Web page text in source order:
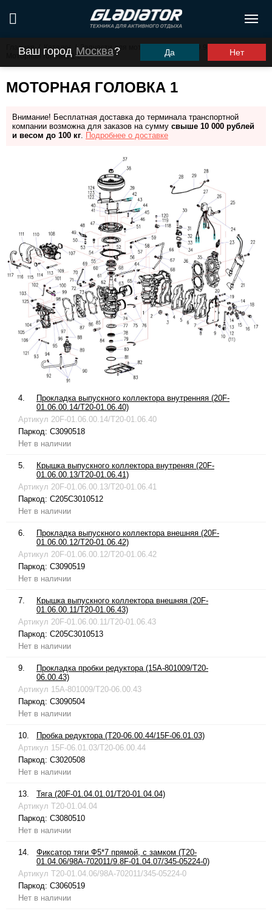
Ваш город Москва? Да Нет
Главная / Каталог Запчасти для моторов ПЛМ
/
Моторная головка 1
МОТОРНАЯ ГОЛОВКА 1
Внимание! Бесплатная доставка до терминала транспортной
компании возможна для заказов на сумму свыше 10 000 рублей
и весом до 100 кг. Подробнее о доставке
4.
Прокладка выпускного коллектора внутренняя (20F-
01.06.00.14/T20-01.06.40)
Артикул 20F-01.06.00.14/T20-01.06.40
Паркод: C3090518
Нет в наличии
5.
Крышка выпускного коллектора внутреняя (20F-
01.06.00.13/T20-01.06.41)
Артикул 20F-01.06.00.13/T20-01.06.41
Паркод: C205C3010512
Нет в наличии
6.
Прокладка выпускного коллектора внешняя (20F-
01.06.00.12/T20-01.06.42)
Артикул 20F-01.06.00.12/T20-01.06.42
Паркод: C3090519
Нет в наличии
7.
Крышка выпускного коллектора внешняя (20F-
01.06.00.11/T20-01.06.43)
Артикул 20F-01.06.00.11/T20-01.06.43
Паркод: C205C3010513
Нет в наличии
9.
Прокладка пробки редуктора (15A-801009/T20-
06.00.43)
Артикул 15A-801009/T20-06.00.43
Паркод: C3090504
Нет в наличии
10.
Пробка редуктора (T20-06.00.44/15F-06.01.03)
Артикул 15F-06.01.03/T20-06.00.44
Паркод: C3020508
Нет в наличии
13.
Тяга (20F-01.04.01.01/T20-01.04.04)
Артикул T20-01.04.04
Паркод: C3080510
Нет в наличии
14.
Фиксатор тяги Ф5*7 прямой, с замком (T20-
01.04.06/98A-702011/9.8F-01.04.07/345-05224-0)
Артикул T20-01.04.06/98A-702011/345-05224-0
Паркод: C3060519
Нет в наличии